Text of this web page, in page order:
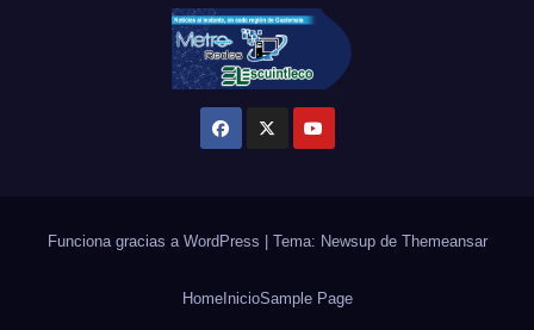
Funciona gracias a WordPress Tema: Newsup de Themeansar
HomeInicioSample Page